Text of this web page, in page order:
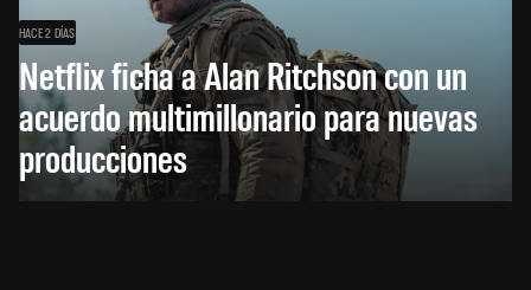
HACE 2 DÍAS
Netflix ficha a Alan Ritchson con un
acuerdo multimillonario para nuevas
producciones